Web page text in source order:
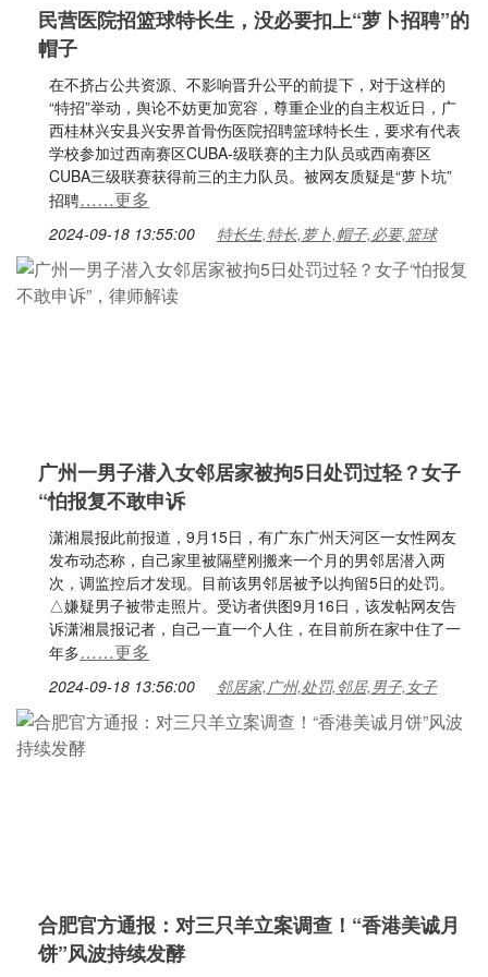
民营医院招篮球特长生，没必要扣上“萝卜招聘”的
帽子
在不挤占公共资源、不影响晋升公平的前提下，对于这样的
“特招”举动，舆论不妨更加宽容，尊重企业的自主权近日，广
西桂林兴安县兴安界首骨伤医院招聘篮球特长生，要求有代表
学校参加过西南赛区CUBA-级联赛的主力队员或西南赛区
CUBA三级联赛获得前三的主力队员。被网友质疑是“萝卜坑”
招聘……更多
2024-09-18 13:55:00 特长生,特长,萝卜,帽子,必要,篮球
广州一男子潜入女邻居家被拘5日处罚过轻？女子
“怕报复不敢申诉
潇湘晨报此前报道，9月15日，有广东广州天河区一女性网友
发布动态称，自己家里被隔壁刚搬来一个月的男邻居潜入两
次，调监控后才发现。目前该男邻居被予以拘留5日的处罚。
△嫌疑男子被带走照片。受访者供图9月16日，该发帖网友告
诉潇湘晨报记者，自己一直一个人住，在目前所在家中住了一
年多……更多
2024-09-18 13:56:00 邻居家,广州,处罚,邻居,男子,女子
合肥官方通报：对三只羊立案调查！“香港美诚月
饼”风波持续发酵